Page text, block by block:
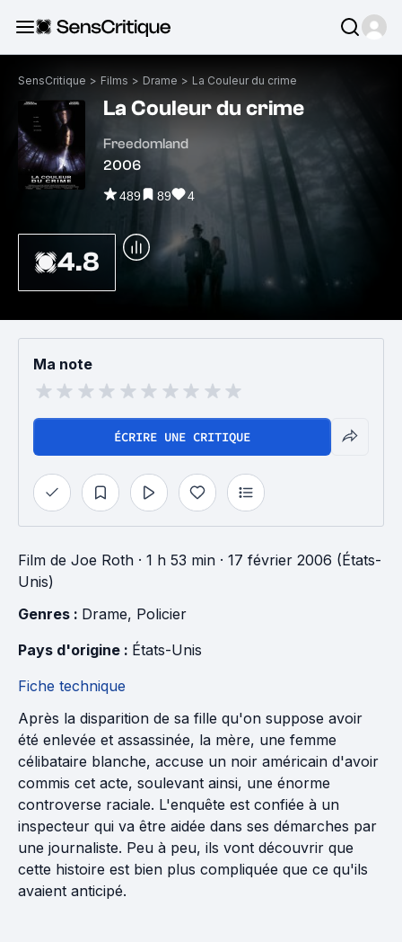
SensCritique > Films > Drame > La Couleur du crime
La Couleur du crime
Freedomland
2006
489 89 4
4.8
Ma note
ÉCRIRE UNE CRITIQUE
Film de Joe Roth · 1 h 53 min · 17 février 2006 (États-
Unis)
Genres : Drame, Policier
Pays d'origine : États-Unis
Fiche technique
Après la disparition de sa fille qu'on suppose avoir
été enlevée et assassinée, la mère, une femme
célibataire blanche, accuse un noir américain d'avoir
commis cet acte, soulevant ainsi, une énorme
controverse raciale. L'enquête est confiée à un
inspecteur qui va être aidée dans ses démarches par
une journaliste. Peu à peu, ils vont découvrir que
cette histoire est bien plus compliquée que ce qu'ils
avaient anticipé.